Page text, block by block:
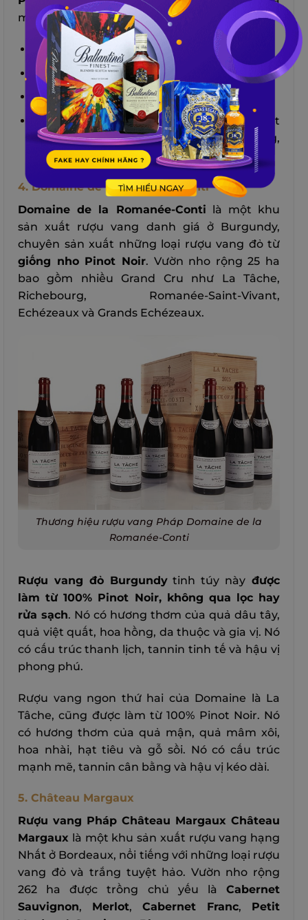
mắt vào năm 1993. Nó là sự pha trộn của
60 – 70% Cabernet Sauvignon;
30 – 40% Merlot;
0 – 5% Cabernet Franc;
Hương thơm của quả anh đào, quả việt
quất, gỗ sồi và vani. Có cấu trúc nhẹ nhàng,
tannin mềm và hậu vị ngọt ngào.
4. Domaine de la Romanée-Conti
Domaine de la Romanée-Conti là một khu
sản xuất rượu vang danh giá ở Burgundy,
chuyên sản xuất những loại rượu vang đỏ từ
giống nho Pinot Noir. Vườn nho rộng 25 ha
bao gồm nhiều Grand Cru như La Tâche,
Richebourg, Romanée-Saint-Vivant,
Echézeaux và Grands Echézeaux.
Thương hiệu rượu vang Pháp Domaine de la
Romanée-Conti
Rượu vang đỏ Burgundytinh túy này được
làm từ 100% Pinot Noir, không qua lọc hay
rửa sạch. Nó có hương thơm của quả dâu tây,
quả việt quất, hoa hồng, da thuộc và gia vị. Nó
có cấu trúc thanh lịch, tannin tinh tế và hậu vị
phong phú.
Rượu vang ngon thứ hai của Domaine là La
Tâche, cũng được làm từ 100% Pinot Noir. Nó
có hương thơm của quả mận, quả mâm xôi,
hoa nhài, hạt tiêu và gỗ sồi. Nó có cấu trúc
mạnh mẽ, tannin cân bằng và hậu vị kéo dài.
5. Château Margaux
Rượu vang Pháp Château Margaux Château
Margaux là một khu sản xuất rượu vang hạng
Nhất ở Bordeaux, nổi tiếng với những loại rượu
vang đỏ và trắng tuyệt hảo. Vườn nho rộng
262 ha được trồng chủ yếu là Cabernet
Sauvignon, Merlot, Cabernet Franc, Petit